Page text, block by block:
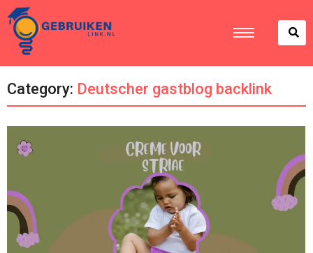
Category: Deutscher gastblog backlink